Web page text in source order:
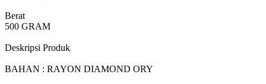
Berat
500 GRAM
Deskripsi Produk
BAHAN : RAYON DIAMOND ORY